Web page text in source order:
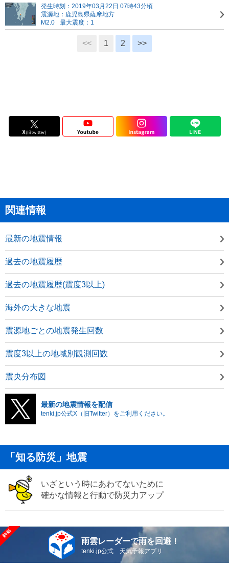
発生時刻：2019年03月22日 07時43分頃
震源地：鹿児島県薩摩地方
M2.0
最大震度：1
<< 1 2 >>
関連情報
最新の地震情報
過去の地震履歴
過去の地震履歴(震度3以上)
海外の大きな地震
震源地ごとの地震発生回数
震度3以上の地域別観測回数
震央分布図
最新の地震情報を配信
tenki.jp公式X（旧Twitter）をご利用ください。
「知る防災」地震
いざという時にあわてないために
確かな情報と行動で防災力アップ
雨雲レーダーで雨を回避！
tenki.jp公式 天気予報アプリ